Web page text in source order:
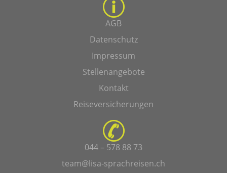
AGB
Datenschutz
Impressum
Stellenangebote
Kontakt
Reiseversicherungen
044 – 578 88 73
team@lisa-sprachreisen.ch